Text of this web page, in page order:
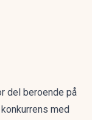
del beroende på
med